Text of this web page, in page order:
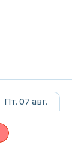
Пт. 07 авг.